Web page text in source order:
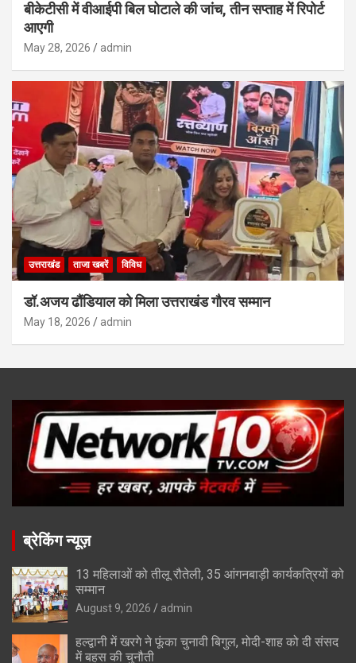
बीकेटीसी में वीआईपी बिल घोटाले की जांच, तीन सप्ताह में रिपोर्ट
आएगी
May 28, 2026 admin
उत्तराखंड ताजा खबरें विविध
डॉ.अजय ढौंडियाल को मिला उत्तराखंड गौरव सम्मान
May 18, 2026 admin
ब्रेकिंग न्यूज़
13 महिलाओं को तीलू रौतेली, 35 आंगनबाड़ी कार्यकत्रियों को
सम्मान
August 9, 2026 admin
हल्द्वानी में खरगे ने फूंका चुनावी बिगुल, मोदी-शाह को दी संसद
में बहस की चुनौती